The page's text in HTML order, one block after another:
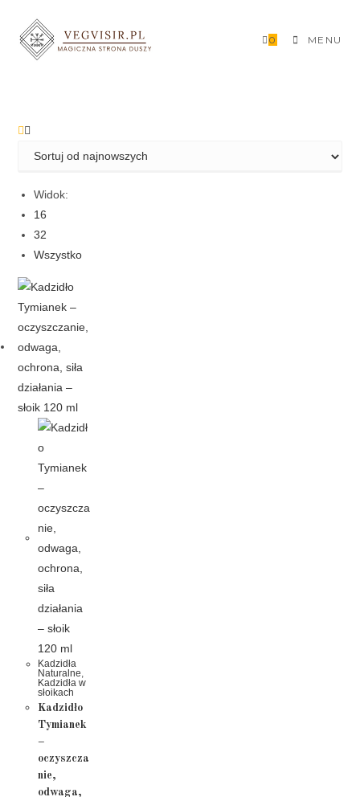
content
0 MENU
Widok:
16
32
Wszystko
Kadzidła
Naturalne,
Kadzidła w
słoikach
Kadzidło
Tymianek
–
oczyszcza
nie,
odwaga,